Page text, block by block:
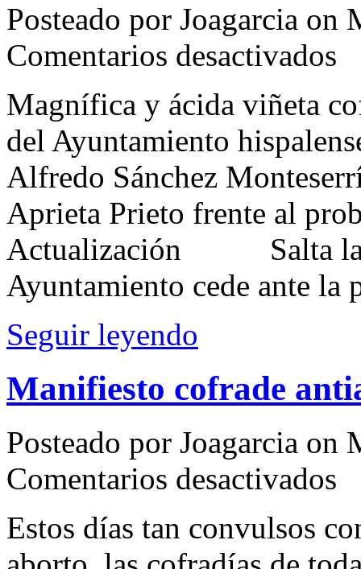
Posteado por Joagarcia on
Comentarios desactivados
Magnífica y ácida viñeta
del Ayuntamiento
Alfredo Sánchez
Aprieta Prieto frente al
Actualización Salta la
Ayuntamiento cede ante
Seguir leyendo
Manifiesto cofrade
Posteado por Joagarcia on
Comentarios desactivados
Estos días tan convulsos